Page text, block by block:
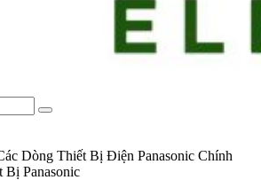
Dòng Thiết Bị Điện Panasonic Chính
Bị Panasonic